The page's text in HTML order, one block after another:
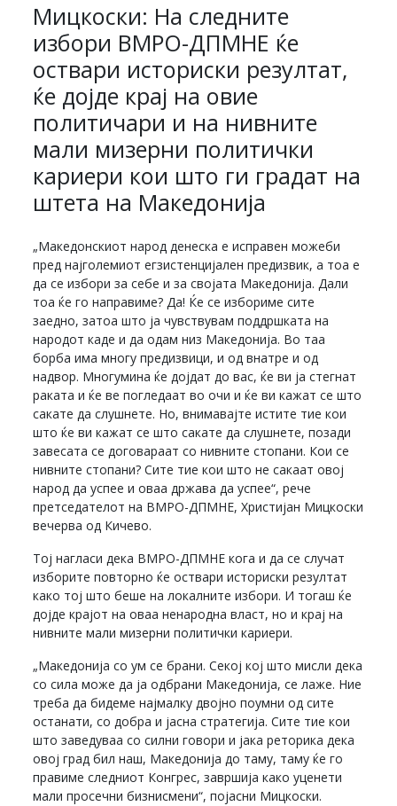
Мицкоски: На следните
избори ВМРО-ДПМНЕ ќе
оствари историски резултат,
ќе дојде крај на овие
политичари и на нивните
мали мизерни политички
кариери кои што ги градат на
штета на Македонија
„Македонскиот народ денеска е исправен можеби
пред најголемиот егзистенцијален предизвик, а тоа е
да се избори за себе и за својата Македонија. Дали
тоа ќе го направиме? Да! Ќе се избориме сите
заедно, затоа што ја чувствувам поддршката на
народот каде и да одам низ Македонија. Во таа
борба има многу предизвици, и од внатре и од
надвор. Многумина ќе дојдат до вас, ќе ви ја стегнат
раката и ќе ве погледаат во очи и ќе ви кажат се што
сакате да слушнете. Но, внимавајте истите тие кои
што ќе ви кажат се што сакате да слушнете, позади
завесата се договараат со нивните стопани. Кои се
нивните стопани? Сите тие кои што не сакаат овој
народ да успее и оваа држава да успее“, рече
претседателот на ВМРО-ДПМНЕ, Христијан Мицкоски
вечерва од Кичево.
Тој нагласи дека ВМРО-ДПМНЕ кога и да се случат
изборите повторно ќе оствари историски резултат
како тој што беше на локалните избори. И тогаш ќе
дојде крајот на оваа ненародна власт, но и крај на
нивните мали мизерни политички кариери.
„Македонија со ум се брани. Секој кој што мисли дека
со сила може да ја одбрани Македонија, се лаже. Ние
треба да бидеме најмалку двојно поумни од сите
останати, со добра и јасна стратегија. Сите тие кои
што заведуваа со силни говори и јака реторика дека
овој град бил наш, Македонија до таму, таму ќе го
правиме следниот Конгрес, завршија како уценети
мали просечни бизнисмени“, појасни Мицкоски.